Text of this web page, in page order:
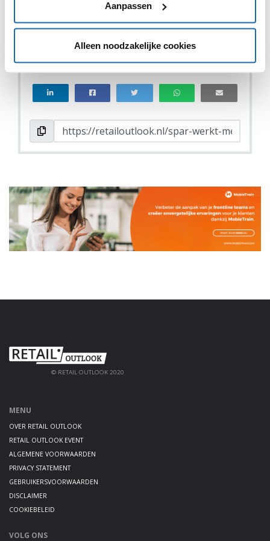
Aanpassen
Alleen noodzakelijke cookies
VIND IK LEUK VIND IK LEUK
© RETAIL OUTLOOK 2020
MENU
OVER RETAIL OUTLOOK
RETAIL OUTLOOK EVENT
ALGEMENE VOORWAARDEN
PRIVACY STATEMENT
GEBRUIKERSVOORWAARDEN
DISCLAIMER
COOKIEBELEID
VOLG ONS